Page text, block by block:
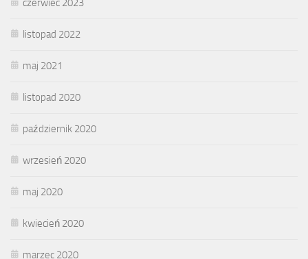
listopad 2022
maj 2021
listopad 2020
październik 2020
wrzesień 2020
maj 2020
kwiecień 2020
marzec 2020